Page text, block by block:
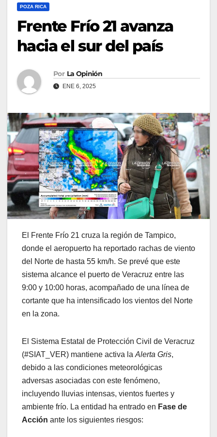
POZA RICA
Frente Frío 21 avanza
hacia el sur del país
Por La Opinión
ENE 6, 2025
El Frente Frío 21 cruza la región de Tampico,
donde el aeropuerto ha reportado rachas de viento
del Norte de hasta 55 km/h. Se prevé que este
sistema alcance el puerto de Veracruz entre las
9:00 y 10:00 horas, acompañado de una línea de
cortante que ha intensificado los vientos del Norte
en la zona.
El Sistema Estatal de Protección Civil de Veracruz
(#SIAT_VER) mantiene activa la Alerta Gris,
debido a las condiciones meteorológicas
adversas asociadas con este fenómeno,
incluyendo lluvias intensas, vientos fuertes y
ambiente frío. La entidad ha entrado en Fase de
Acción ante los siguientes riesgos: